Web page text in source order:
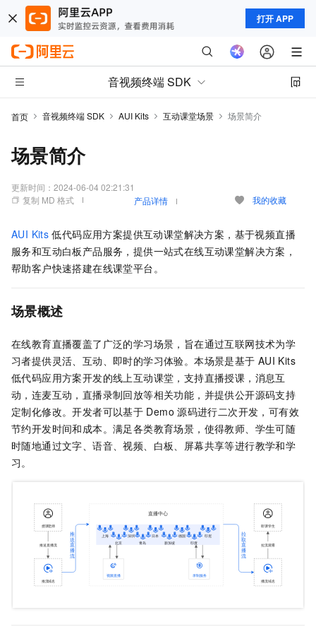
打开 APP
音视频终端 SDK
首页 音视频终端 SDK AUI Kits 互动课堂场景 场景简介
场景简介
更新时间： 2024-06-04 02:21:31
复制 MD 格式
产品详情 我的收藏
AUI Kits 低代码应用方案提供互动课堂解决方案，基于视频直播
服务和互动白板产品服务，提供一站式在线互动课堂解决方案，
帮助客户快速搭建在线课堂平台。
场景概述
在线教育直播覆盖了广泛的学习场景，旨在通过互联网技术为学
习者提供灵活、互动、即时的学习体验。本场景是基于 AUI Kits
低代码应用方案开发的线上互动课堂，支持直播授课，消息互
动，连麦互动，直播录制回放等相关功能，并提供公开源码支持
定制化修改。开发者可以基于 Demo 源码进行二次开发，可有效
节约开发时间和成本。满足各类教育场景，使得教师、学生可随
时随地通过文字、语音、视频、白板、屏幕共享等进行教学和学
习。